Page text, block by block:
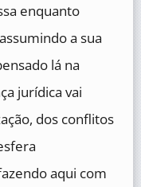
enquanto
a sua
lá na
jurídica vai
dos conflitos
aqui com